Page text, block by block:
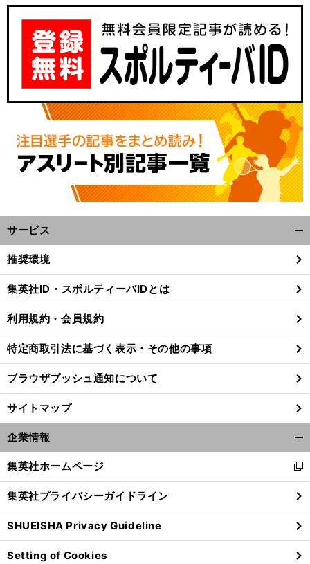
。
、
前
サービス
閉
る
推奨環境
集英社ID・スポルティーバIDとは
利用規約・会員規約
特定商取引法に基づく表示・その他の事項
ブラウザプッシュ通知について
サイトマップ
企業情報
閉
る
集英社ホームページ
新
し
い
ウ
ィ
ン
ド
集英社プライバシーガイドライン
SHUEISHA Privacy Guideline
Setting of Cookies